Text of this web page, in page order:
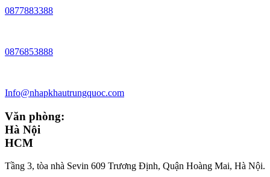
0877883388
0876853888
Info@nhapkhautrungquoc.com
Văn phòng:
Hà Nội
HCM
Tầng 3, tòa nhà Sevin 609 Trương Định, Quận Hoàng Mai, Hà Nội.